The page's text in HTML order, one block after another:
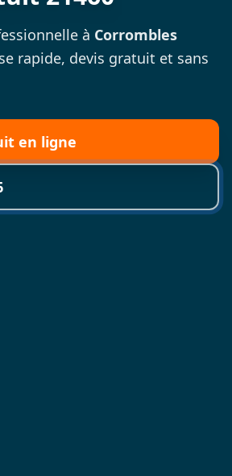
à Corrombles
rapide, devis gratuit et sans
en ligne